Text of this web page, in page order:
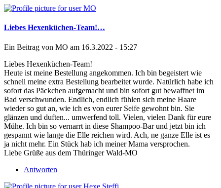
Liebes Hexenküchen-Team!…
Ein Beitrag von MO am 16.3.2022 - 15:27
Liebes Hexenküchen-Team!
Heute ist meine Bestellung angekommen. Ich bin begeistert wie
schnell meine extra Bestellung bearbeitet wurde. Natürlich habe ich
sofort das Päckchen aufgemacht und bin sofort gut bewaffnet im
Bad verschwunden. Endlich, endlich fühlen sich meine Haare
wieder so gut an, wie ich es von eurer Seife gewohnt bin. Sie
glänzen und duften... umwerfend toll. Vielen, vielen Dank für eure
Mühe. Ich bin so vernarrt in diese Shampoo-Bar und jetzt bin ich
gespannt wie lange die Elle reichen wird. Ach, ne ganze Elle ist es
ja nicht mehr. Ein Stück hab ich meiner Mama versprochen.
Liebe Grüße aus dem Thüringer Wald-MO
Antworten